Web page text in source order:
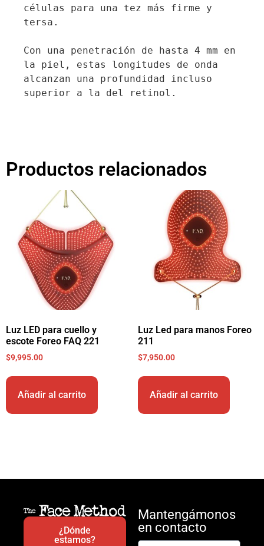
células para una tez más firme y
tersa.
Con una penetración de hasta 4 mm en
la piel, estas longitudes de onda
alcanzan una profundidad incluso
superior a la del retinol.
Productos relacionados
Luz LED para cuello y
escote Foreo FAQ 221
$9,995.00
Añadir al carrito
Luz Led para manos Foreo
211
$7,950.00
Añadir al carrito
¿Dónde
estamos?
Mantengámonos
en contacto